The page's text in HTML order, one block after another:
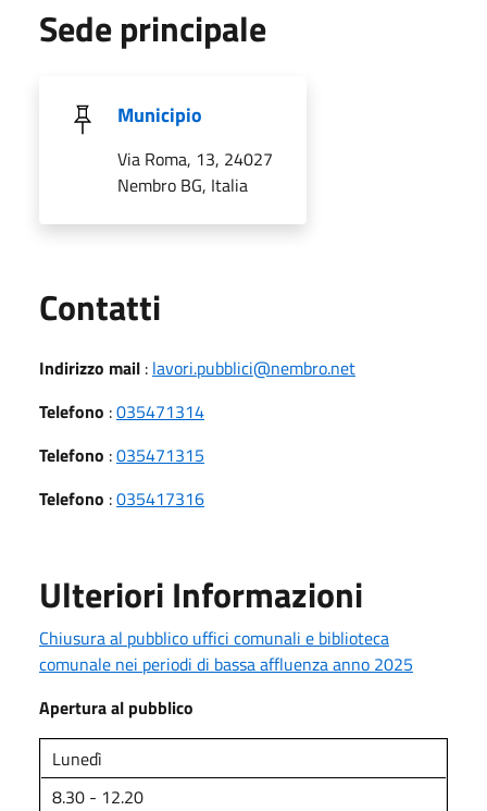
Sede principale
Municipio
Via Roma, 13, 24027
Nembro BG, Italia
Contatti
Indirizzo mail : lavori.pubblici@nembro.net
Telefono :035471314
Telefono :035471315
Telefono :035417316
Ulteriori Informazioni
Chiusura al pubblico uffici comunali e biblioteca
comunale nei periodi di bassa affluenza anno 2025
Apertura al pubblico
Lunedì
8.30 - 12.20